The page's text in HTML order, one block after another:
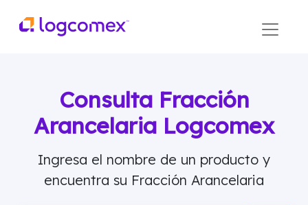
Consulta Fracción
Arancelaria Logcomex
Ingresa el nombre de un producto y
encuentra su Fracción Arancelaria